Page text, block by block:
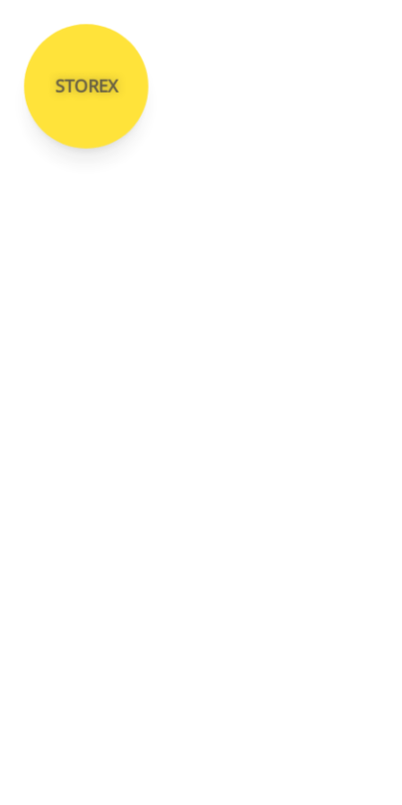
STOREX